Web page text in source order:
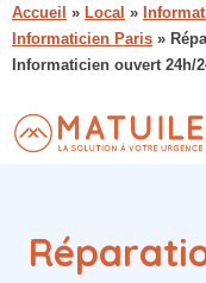
Accueil » Local »
Informaticien Paris »
Informaticien ouvert 24h/